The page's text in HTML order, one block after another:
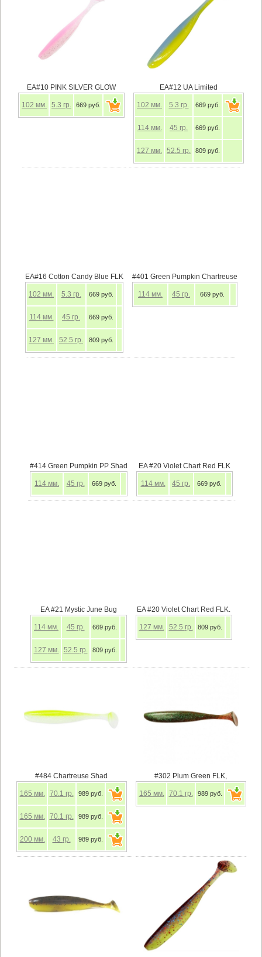
EA#10 PINK SILVER GLOW
102 мм. 5.3 гр. 669 руб.
EA#12 UA Limited
102 мм. 5.3 гр. 669 руб.
114 мм. 45 гр. 669 руб.
127 мм. 52.5 гр. 809 руб.
EA#16 Cotton Candy Blue FLK
102 мм. 5.3 гр. 669 руб.
114 мм. 45 гр. 669 руб.
127 мм. 52.5 гр. 809 руб.
#401 Green Pumpkin Chartreuse
114 мм. 45 гр. 669 руб.
#414 Green Pumpkin PP Shad
114 мм. 45 гр. 669 руб.
EA #20 Violet Chart Red FLK
114 мм. 45 гр. 669 руб.
EA #21 Mystic June Bug
114 мм. 45 гр. 669 руб.
127 мм. 52.5 гр. 809 руб.
EA #20 Violet Chart Red FLK.
127 мм. 52.5 гр. 809 руб.
#484 Chartreuse Shad
165 мм. 70.1 гр. 989 руб.
165 мм. 70.1 гр. 989 руб.
200 мм. 43 гр. 989 руб.
#302 Plum Green FLK,
165 мм. 70.1 гр. 989 руб.